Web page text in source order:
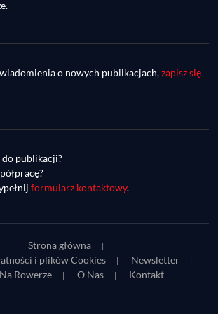
Szafraniec. Dwie
o nowych publikacjach,zapisz się
do publikacji?
formularz kontaktowy.
Strona główna
i plików Cookies
Newsletter
Rowerze
O Nas Kontakt